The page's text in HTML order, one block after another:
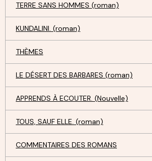
TERRE SANS HOMMES (roman)
KUNDALINI. (roman)
THÈMES
LE DÉSERT DES BARBARES (roman)
APPRENDS À ECOUTER. (Nouvelle)
TOUS, SAUF ELLE. (roman)
COMMENTAIRES DES ROMANS